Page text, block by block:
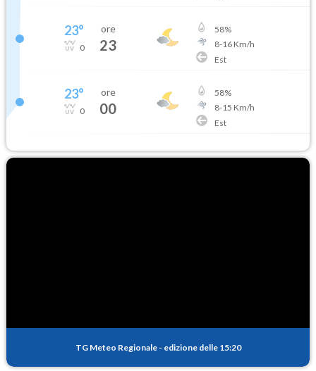
23°
0
ore
23
58%
8-16Km/h
Est
23°
0
ore
00
58%
8-15 Km/h
Est
TG Meteo Regionale - edizione delle 15:20